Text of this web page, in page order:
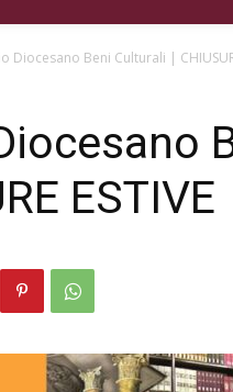
Diocesano Beni Culturali |
ESTIVE